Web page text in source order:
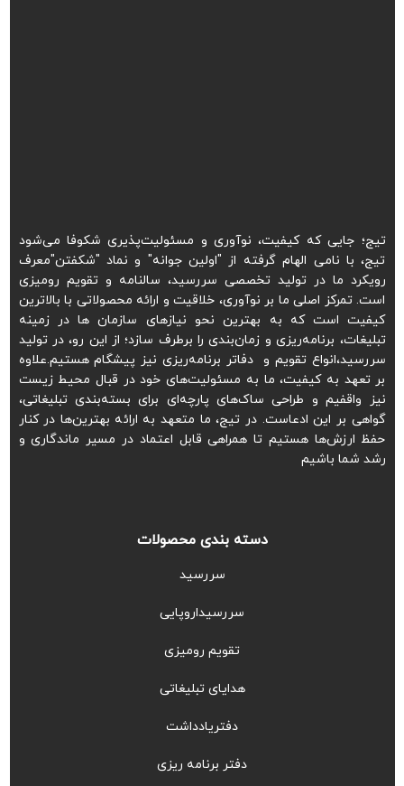
تیج؛ جایی که کیفیت، نوآوری و مسئولیت‌پذیری شکوفا می‌شود
تیج، با نامی الهام گرفته از "اولین جوانه" و نماد "شکفتن"معرف
رویکرد ما در تولید تخصصی سررسید، سالنامه و تقویم رومیزی
است. تمرکز اصلی ما بر نوآوری، خلاقیت و ارائه محصولاتی با بالاترین
کیفیت است که به بهترین نحو نیازهای سازمان ها در زمینه
تبلیغات، برنامه‌ریزی و زمان‌بندی را برطرف سازد؛ از این رو، در تولید
سررسید،انواع تقویم و دفاتر برنامه‌ریزی نیز پیشگام هستیم.علاوه
بر تعهد به کیفیت، ما به مسئولیت‌های خود در قبال محیط زیست
نیز واقفیم و طراحی ساک‌های پارچه‌ای برای بسته‌بندی تبلیغاتی،
گواهی بر این ادعاست. در تیج، ما متعهد به ارائه بهترین‌ها در کنار
حفظ ارزش‌ها هستیم تا همراهی قابل اعتماد در مسیر ماندگاری و
رشد شما باشیم
دسته بندی محصولات
سررسید
سررسیداروپایی
تقویم رومیزی
هدایای تبلیغاتی
دفتریادداشت
دفتر برنامه ریزی